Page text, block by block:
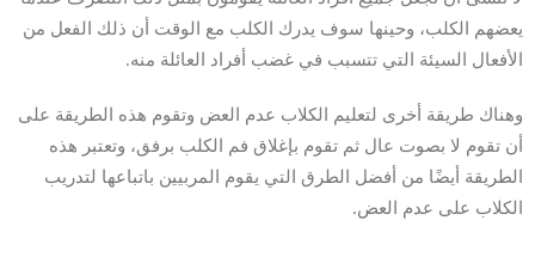
يعضهم الكلب، وحينها سوف يدرك الكلب مع الوقت أن ذلك الفعل من
الأفعال السيئة التي تتسبب في غضب أفراد العائلة منه.
وهناك طريقة أخرى لتعليم الكلاب عدم العض وتقوم هذه الطريقة على
أن تقوم لا بصوت عال ثم تقوم بإغلاق فم الكلب برفق، وتعتبر هذه
الطريقة أيضًا من أفضل الطرق التي يقوم المربيين باتباعها لتدريب
الكلاب على عدم العض.